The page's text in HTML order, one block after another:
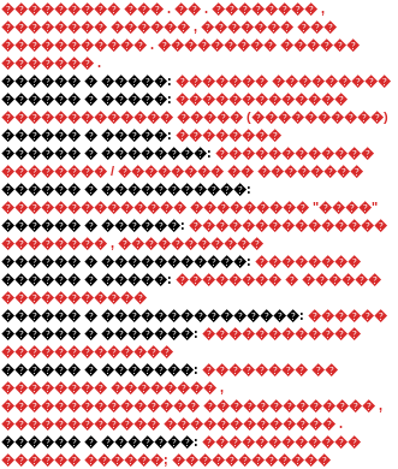
��������� ��� . �� . �������� ,
�������� ������ , ������� ���
����������� . ��������� ������
������� .
������ � �����: ������� ���������
������ � �����: �������������
������������� ����� (����������)
������ � �����: ��������
������ � ��������: ������������
�������� / �������� �� ��������
������ � �����������:
�������������� ��������� "����"
������ � ������: ���������������
�������� , �����������
������ � �����������: ��������
������ � �����: �������� � ������
�����������
������ � ���������������: ������
������ � �������: ������������
�������������
������ � �������: �������� ��
�������� �������� ,
��������������� ������������� ,
������������ ������������� .
������ � �������: ������������
������ ������; ������������